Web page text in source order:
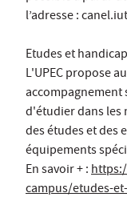
l’adresse :
Etudes et
L'UPEC propose
d'étudier dans les
des études et des
équipements
En savoir + :
campus/etudes-